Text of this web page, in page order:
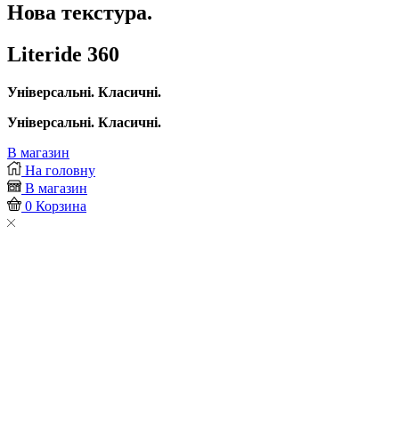
Нова текстура.
Literide 360
Універсальні. Класичні.
Універсальні. Класичні.
В магазин
На головну
В магазин
0 Корзина